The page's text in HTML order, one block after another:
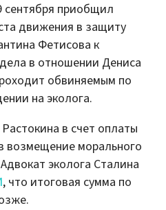
сентября приобщил
движения в защиту
Фетисова к
в отношении Дениса
обвиняемым по
на эколога.
в счет оплаты
возмещение морального
эколога Сталина
, что итоговая сумма по